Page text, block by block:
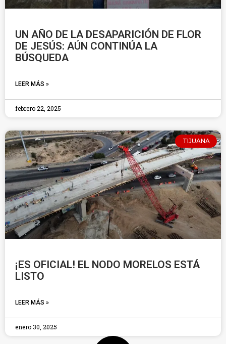
UN AÑO DE LA DESAPARICIÓN DE FLOR
DE JESÚS: AÚN CONTINÚA LA
BÚSQUEDA
LEER MÁS »
febrero 22, 2025
TIJUANA
¡ES OFICIAL! EL NODO MORELOS ESTÁ
LISTO
LEER MÁS »
enero 30, 2025